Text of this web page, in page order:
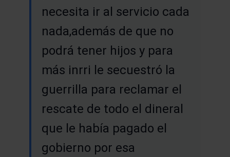
necesita ir al servicio cada
nada,además de que no
podrá tener hijos y para
más inrri le secuestró la
guerrilla para reclamar el
rescate de todo el dineral
que le había pagado el
gobierno por esa